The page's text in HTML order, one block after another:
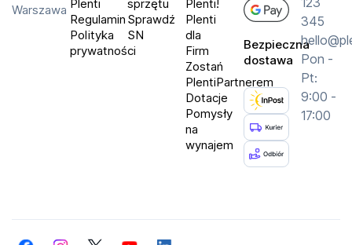
Warszawa Plenti
Regulamin
Polityka
prywatności
sprzętu
Sprawdź
SN
Plenti!
Plenti
dla
Firm
Zostań
PlentiPartnerem
Dotacje
Pomysły
na
wynajem
Bezpieczna
dostawa
345
Pon -
Pt:
9:00 -
17:00